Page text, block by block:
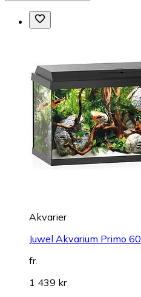
Akvarier
Juwel Akvarium Primo 60
fr.
1 439 kr